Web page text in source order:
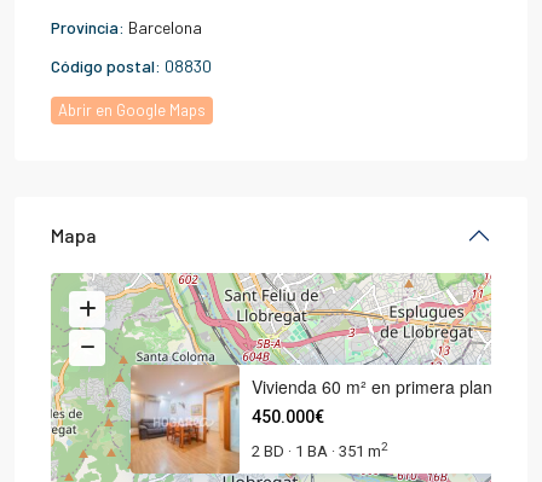
Provincia: Barcelona
Código postal: 08830
Abrir en Google Maps
Mapa
Vivienda 60 m² en primera plan
450.000€
2 BD · 1 BA · 351 m2